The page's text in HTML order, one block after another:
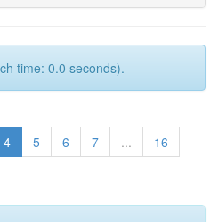
time: 0.0 seconds).
4 5 6 7 ...
16